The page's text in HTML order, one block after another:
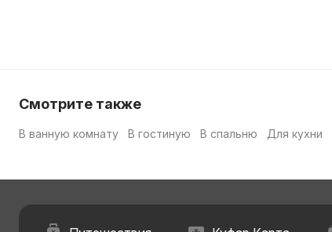
Смотрите также
В ванную комнату В гостиную В спальню Для кухни